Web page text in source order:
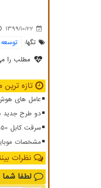
1399/10/22
تگها:
توسعه
مطلب را
تازه
عامل های
دو طرح جدید
سرقت کابل 150 میلیارد تومان خسارت زد
مشخصات
نظرات
لطفا